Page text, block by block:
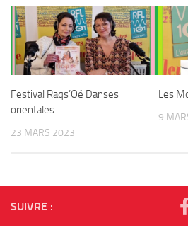
Festival Raqs’Oé Danses
orientales
23 MARS 2023
Les
9
SUIVRE :